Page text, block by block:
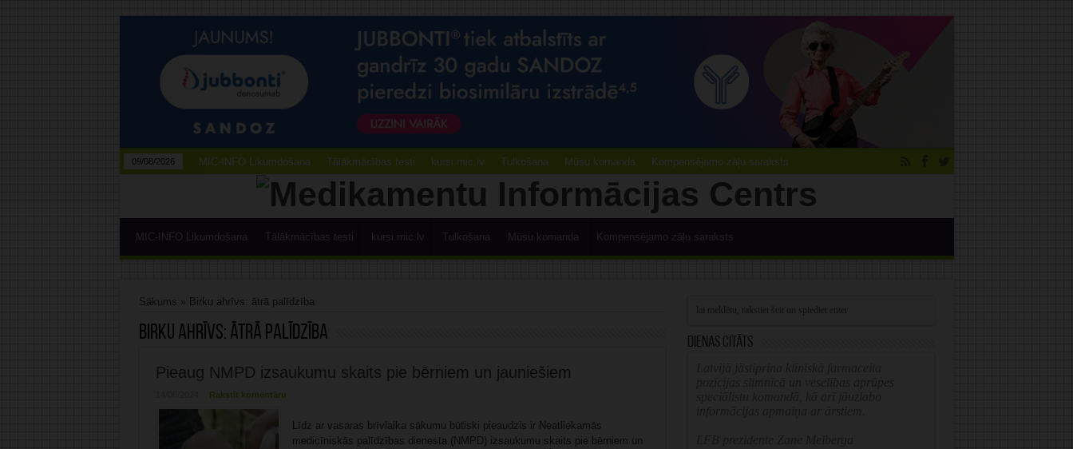
09/08/2026 MIC-INFO Likumdošana Tālākmācības testi kursi.mic.lv Tulkošana Mūsu komanda Kompensējamo zāļu saraksts
MIC-INFO Likumdošana Tālākmācības testi kursi.mic.lv Tulkošana Mūsu komanda Kompensējamo zāļu saraksts
Sākums » Birku ahrīvs: ātrā palīdzība
Birku ahrīvs: ātrā palīdzība
Pieaug NMPD izsaukumu skaits pie bērniem un jauniešiem
Rakstīt komentāru
Līdz ar vasaras brīvlaika sākumu būtiski pieaudzis ir Neatliekamās
medicīniskās palīdzības dienesta (NMPD) izsaukumu skaits pie bērniem un
Dienas citāts